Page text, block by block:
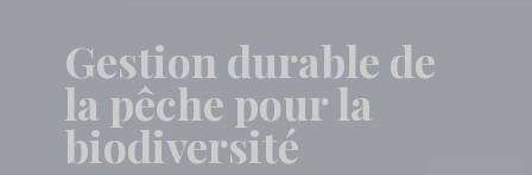
Gestion durable de
la pêche pour la
biodiversité